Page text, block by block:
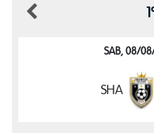
SAB, 08/
SHA